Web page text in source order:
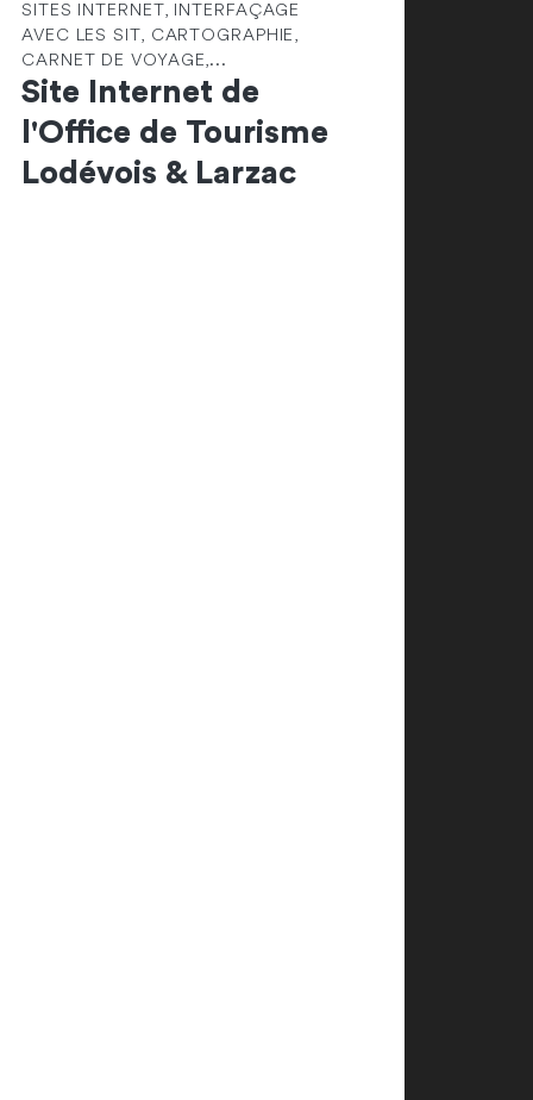
SITES INTERNET, INTERFAÇAGE
AVEC LES SIT, CARTOGRAPHIE,
CARNET DE VOYAGE,...
Site Internet de
l'Office de Tourisme
Lodévois & Larzac